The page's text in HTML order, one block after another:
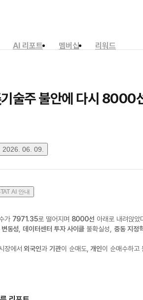
AI 리포트 멤버십
리워드
술주 불안에 다시 8000
2026. 06. 09.
AI 안내
가 7971.35로 떨어지며 8000선 아래로 내려앉았
동성 ,데이터센터 투자 사이클 불확실성, 중동 지정
장에서외국인과기관이 순매도,개인이 순매수하고